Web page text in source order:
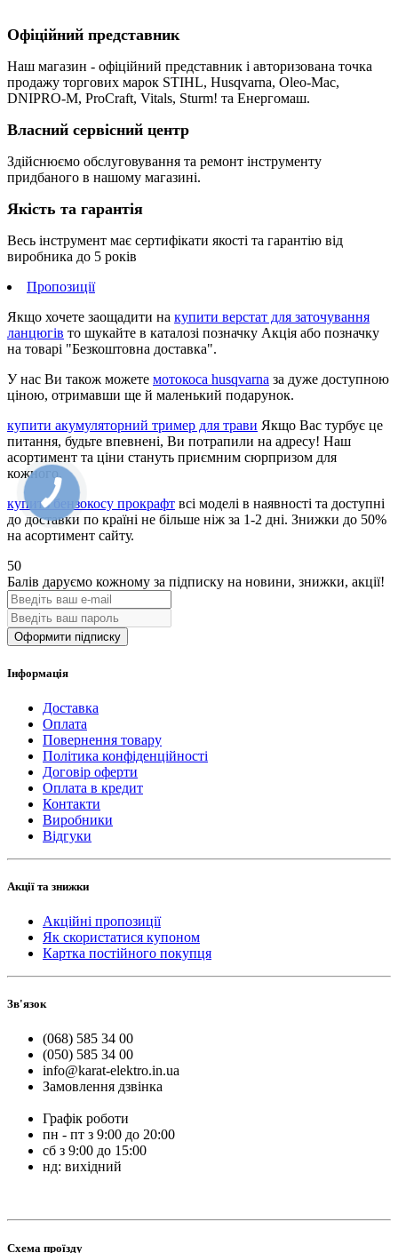
Офіційний представник
Наш магазин - офіційний представник і авторизована точка
продажу торгових марок STIHL, Husqvarna, Oleo-Mac,
DNIPRO-M, ProCraft, Vitals, Sturm! та Енергомаш.
Власний сервісний центр
Здійснюємо обслуговування та ремонт інструменту
придбаного в нашому магазині.
Якість та гарантія
Весь інструмент має сертифікати якості та гарантію від
виробника до 5 років
Пропозиції
Якщо хочете заощадити на купити верстат для заточування
ланцюгів то шукайте в каталозі позначку Акція або позначку
на товарі "Безкоштовна доставка".
У нас Ви також можете мотокоса husqvarna за дуже доступною
ціною, отримавши ще й маленький подарунок.
купити акумуляторний тример для трави Якщо Вас турбує це
питання, будьте впевнені, Ви потрапили на адресу! Наш
асортимент та ціни стануть приємним сюрпризом для
кожного.
купить бензокосу прокрафт всі моделі в наявності та доступні
до доставки по країні не більше ніж за 1-2 дні. Знижки до 50%
на асортимент сайту.
50
Балів даруємо кожному за підписку на новини, знижки, акції!
Оформити підписку
Інформація
Доставка
Оплата
Повернення товару
Політика конфіденційності
Договір оферти
Оплата в кредит
Контакти
Виробники
Відгуки
Акції та знижки
Акційні пропозиції
Як скористатися купоном
Картка постійного покупця
Зв'язок
(068) 585 34 00
(050) 585 34 00
info@karat-elektro.in.ua
Замовлення дзвінка
Графік роботи
пн - пт з 9:00 до 20:00
сб з 9:00 до 15:00
нд: вихідний
Схема проїзду